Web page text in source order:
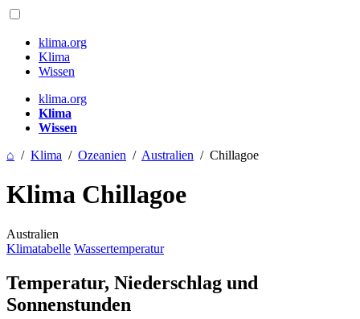
klima.org
Klima
Wissen
klima.org
Klima
Wissen
⌂ / Klima / Ozeanien / Australien / Chillagoe
Klima Chillagoe
Australien
Klimatabelle Wassertemperatur
Temperatur, Niederschlag und
Sonnenstunden